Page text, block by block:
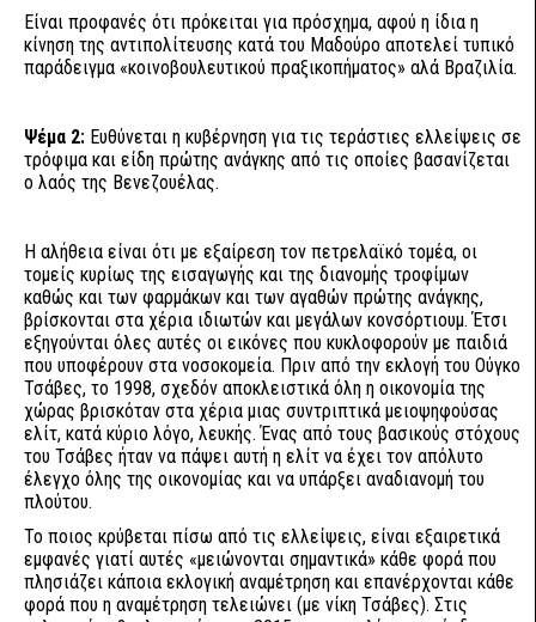
Είναι προφανές ότι πρόκειται για πρόσχημα, αφού η ίδια η
κίνηση της αντιπολίτευσης κατά του Μαδούρο αποτελεί τυπικό
παράδειγμα «κοινοβουλευτικού πραξικοπήματος» αλά Βραζιλία.
Ψέμα 2: Ευθύνεται η κυβέρνηση για τις τεράστιες ελλείψεις σε
τρόφιμα και είδη πρώτης ανάγκης από τις οποίες βασανίζεται
ο λαός της Βενεζουέλας.
Η αλήθεια είναι ότι με εξαίρεση τον πετρελαϊκό τομέα, οι
τομείς κυρίως της εισαγωγής και της διανομής τροφίμων
καθώς και των φαρμάκων και των αγαθών πρώτης ανάγκης,
βρίσκονται στα χέρια ιδιωτών και μεγάλων κονσόρτιουμ. Έτσι
εξηγούνται όλες αυτές οι εικόνες που κυκλοφορούν με παιδιά
που υποφέρουν στα νοσοκομεία. Πριν από την εκλογή του Ούγκο
Τσάβες, το 1998, σχεδόν αποκλειστικά όλη η οικονομία της
χώρας βρισκόταν στα χέρια μιας συντριπτικά μειοψηφούσας
ελίτ, κατά κύριο λόγο, λευκής. Ένας από τους βασικούς στόχους
του Τσάβες ήταν να πάψει αυτή η ελίτ να έχει τον απόλυτο
έλεγχο όλης της οικονομίας και να υπάρξει αναδιανομή του
πλούτου.
Το ποιος κρύβεται πίσω από τις ελλείψεις, είναι εξαιρετικά
εμφανές γιατί αυτές «μειώνονται σημαντικά» κάθε φορά που
πλησιάζει κάποια εκλογική αναμέτρηση και επανέρχονται κάθε
φορά που η αναμέτρηση τελειώνει (με νίκη Τσάβες). Στις